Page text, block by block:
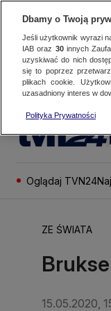
Oglądaj TVN24
ZE ŚWIATA
15.05.2020,
Dbamy o Twoją
Jeśli użytkownik wyrazi
IAB oraz 30innych
uzyskiwać do nich
się to poprzez
plikach cookie.
uzasadniony interes w
Polityka Prywatności